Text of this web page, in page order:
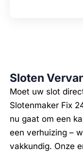
Sloten
Moet uw slot
Slotenmaker Fix
nu gaat om een
een verhuizing –
vakkundig. Onze